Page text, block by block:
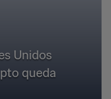
Unidos
queda